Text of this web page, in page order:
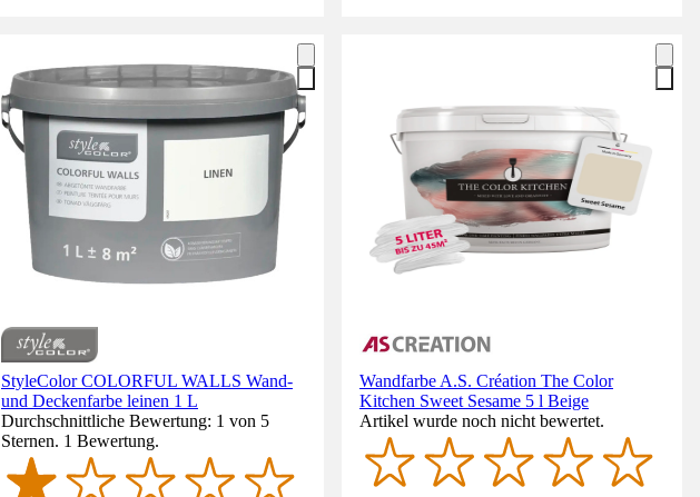
StyleColor COLORFUL WALLS Wand-
und Deckenfarbe leinen 1 L
Durchschnittliche Bewertung: 1 von 5
Sternen. 1 Bewertung.
Wandfarbe A.S. Création The Color
Kitchen Sweet Sesame 5 l Beige
Artikel wurde noch nicht bewertet.